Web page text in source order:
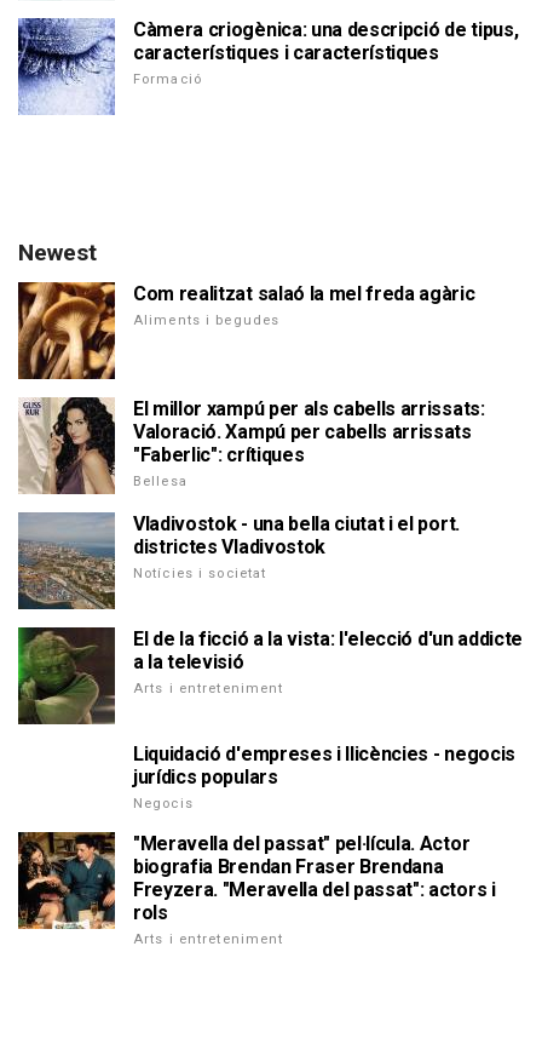
Càmera criogènica: una descripció de tipus,
característiques i característiques
Formació
Newest
Com realitzat salaó la mel freda agàric
Aliments i begudes
El millor xampú per als cabells arrissats:
Valoració. Xampú per cabells arrissats
"Faberlic": crítiques
Bellesa
Vladivostok - una bella ciutat i el port.
districtes Vladivostok
Notícies i societat
El de la ficció a la vista: l'elecció d'un addicte
a la televisió
Arts i entreteniment
Liquidació d'empreses i llicències - negocis
jurídics populars
Negocis
"Meravella del passat" pel·lícula. Actor
biografia Brendan Fraser Brendana
Freyzera. "Meravella del passat": actors i
rols
Arts i entreteniment